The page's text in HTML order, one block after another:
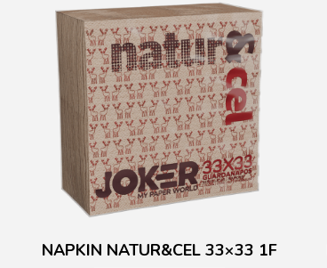
NAPKIN NATUR&CEL 33×33 1F